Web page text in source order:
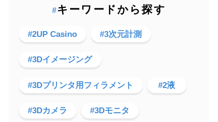
#キーワードから探す
#2UP Casino #3次元計測
#3Dイメージング
#3Dプリンタ用フィラメント #2液
#3Dカメラ #3Dモニタ